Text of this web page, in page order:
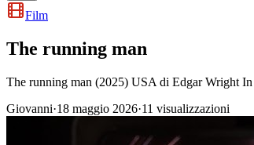
Film
The running man
The running man (2025) USA di Edgar Wright
Giovanni·18 maggio 2026·11 visualizzazioni